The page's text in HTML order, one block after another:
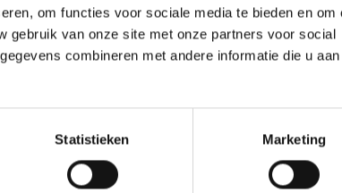
om functies voor sociale media te bieden en om
gebruik van onze site met onze partners voor social
combineren met andere informatie die u
Statistieken Marketing